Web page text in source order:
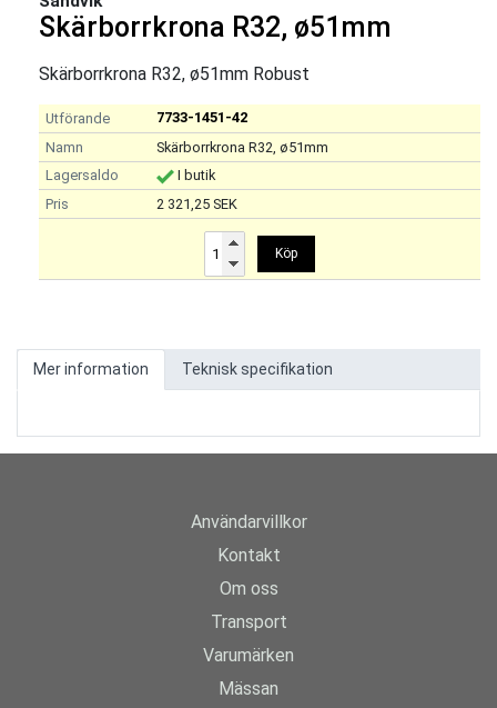
Skärborrkrona R32, ø51mm
Skärborrkrona R32, ø51mm Robust
7733-1451-42
Skärborrkrona R32, ø51mm
I butik
2 321,25 SEK
Köp
Mer information Teknisk specifikation
Användarvillkor
Kontakt
Om oss
Transport
Varumärken
Mässan